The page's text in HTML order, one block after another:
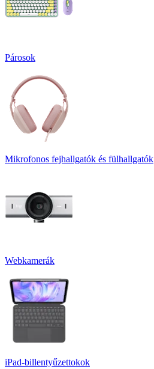
Párosok
Mikrofonos fejhallgatók és fülhallgatók
Webkamerák
iPad-billentyűzettokok